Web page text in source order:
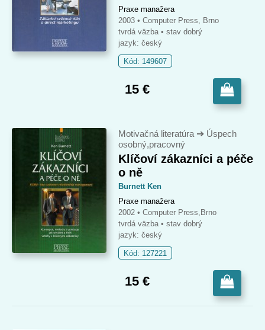
Praxe manažera
2003 • Computer Press, Brno
tvrdá väzba • stav dobrý
jazyk: český
Kód: 149607
15 €
Motivačná literatúra ➔ Úspech
osobný,pracovný
Klíčoví zákazníci a péče
o ně
Burnett Ken
Praxe manažera
2002 • Computer Press,Brno
tvrdá väzba • stav dobrý
jazyk: český
Kód: 127221
15 €